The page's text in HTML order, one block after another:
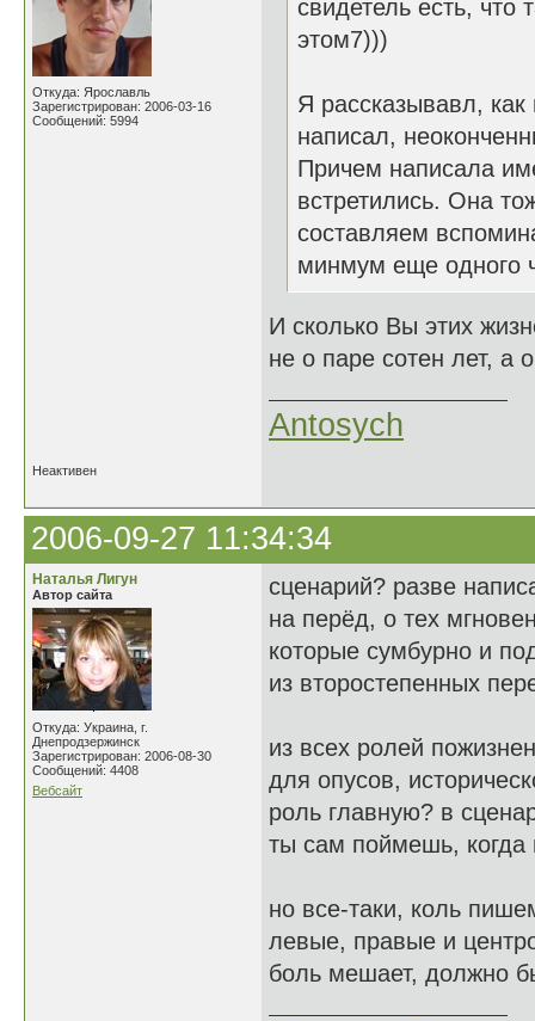
Откуда: Ярославль
Зарегистрирован: 2006-03-16
Сообщений: 5994
свидетель есть, что
этом7)))
Я рассказывавл,
написал,
Причем написала
встретились. Она
составляем
минмум еще одного
И сколько Вы этих
не о паре сотен лет, а
Antosych
Неактивен
2006-09-27 11:34:34
Наталья Лигун
Автор сайта
Откуда: Украина, г.
Днепродзержинск
Зарегистрирован: 2006-08-30
Сообщений: 4408
Вебсайт
сценарий? разве
на перёд, о тех
которые сумбурно и
из второстепенных
из всех ролей
для опусов,
роль главную? в
ты сам поймешь,
но все-таки, коль
левые, правые и
боль мешает, должно